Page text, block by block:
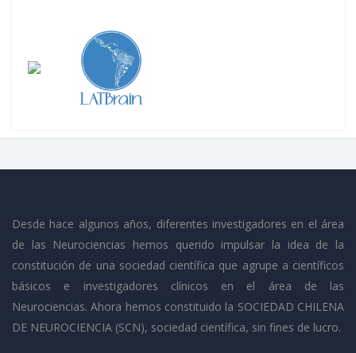
Desde hace algunos años, diferentes investigadores en el área
de las Neurociencias hemos querido impulsar la idea de la
constitución de una sociedad científica que agrupe a científicos
básicos e investigadores clínicos en el área de las
Neurociencias. Ahora hemos constituido la SOCIEDAD CHILENA
DE NEUROCIENCIA (SCN), sociedad científica, sin fines de lucro.